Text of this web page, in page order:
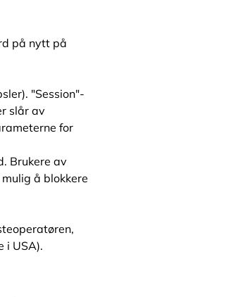
på nytt på
"Session"-
slår av
for
Brukere av
å blokkere
i USA).